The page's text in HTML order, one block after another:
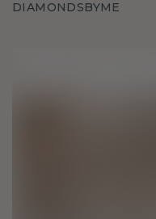
DIAMONDSBYME